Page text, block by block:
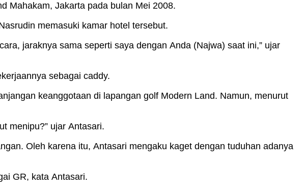
Mahakam, Jakarta pada bulan Mei 2008.
memasuki kamar hotel tersebut.
jaraknya sama seperti saya dengan Anda (Najwa) saat ini,” ujar
sebagai caddy.
keanggotaan di lapangan golf Modern Land. Namun, menurut
menipu?” ujar Antasari.
Oleh karena itu, Antasari mengaku kaget dengan tuduhan adanya
GR, kata Antasari.